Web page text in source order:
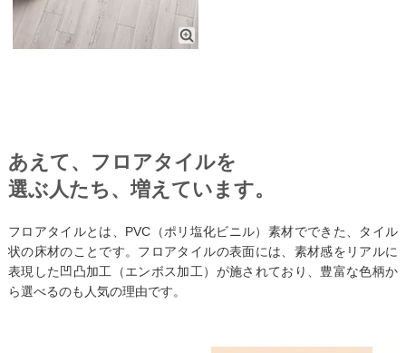
あえて、フロアタイルを
選ぶ人たち、増えています。
フロアタイルとは、PVC（ポリ塩化ビニル）素材でできた、タイル
状の床材のことです。 フロアタイルの表面には、素材感をリアルに
表現した凹凸加工（エンボス加工）が施されており、豊富な色柄か
ら選べるのも人気の理由です。